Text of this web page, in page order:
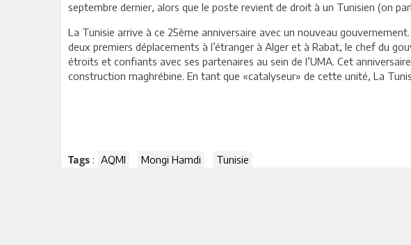
septembre dernier, alors que le poste revient de droit à un Tunisien (on
La Tunisie arrive à ce 25ème anniversaire avec un nouveau
deux premiers déplacements à l’étranger à Alger et à Rabat, le chef du
étroits et confiants avec ses partenaires au sein de l’UMA. Cet
construction maghrébine. En tant que «catalyseur» de cette unité, La
Tags : AQMI Mongi Hamdi Tunisie